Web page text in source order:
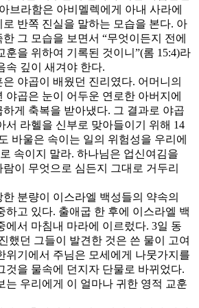
브라함은 아비멜렉에게 아내 사라에
반쪽 진실을 말하는 모습을 본다. 아
그 모습을 보면서 “무엇이든지 전에
훈을 위하여 기록된 것이니”(롬 15:4)라
속 깊이 새겨야 한다.
야곱이 배웠던 진리였다. 어머니의
야곱은 눈이 어두운 연로한 아버지에
게 축복을 받아냈다. 그 결과로 야곱
서 라헬을 신부로 맞아들이기 위해 14
바울은 속이는 일의 위험성을 우리에
속이지 말라. 하나님은 업신여김을
이 무엇으로 심든지 그대로 거두리
분량이 이스라엘 백성들의 약속의
하고 있다. 출애굽 한 후에 이스라엘 백
에서 마침내 마라에 이르렀다. 3일 동
했던 그들이 발견한 것은 쓴 물이 고여
위기에서 주님은 모세에게 나뭇가지를
것을 물속에 던지자 단물로 바뀌었다.
는 우리에게 이 얼마나 귀한 영적 교훈